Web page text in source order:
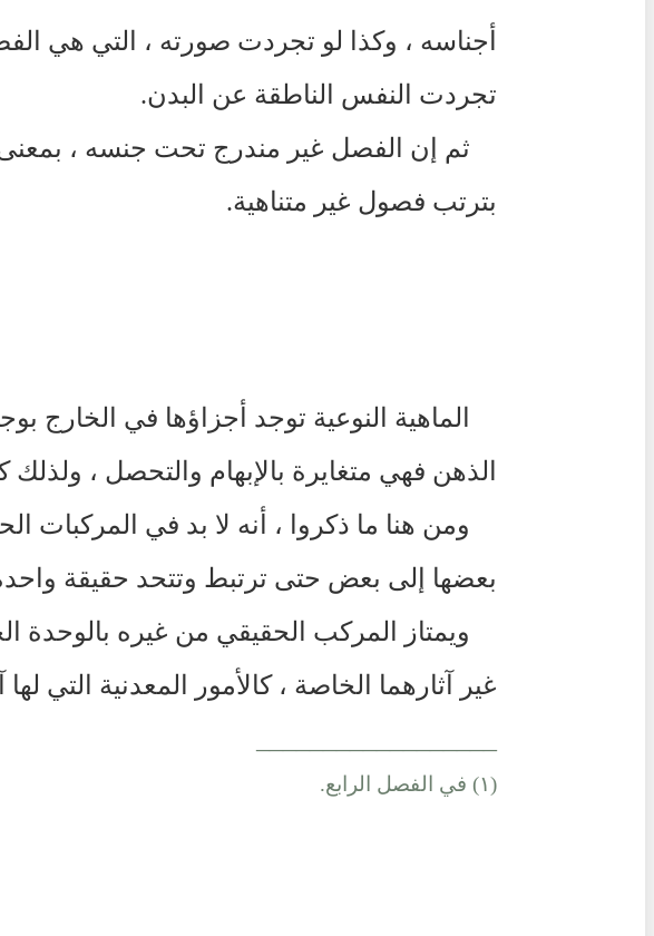
أجناسه ، وكذا لو تجردت صورته ، التي هي
تجردت النفس الناطقة عن البدن.
ثم إن الفصل غير مندرج تحت جنسه ، بمعنى
بترتب فصول غير متناهية.
الماهية النوعية توجد أجزاؤها في الخارج
الذهن فهي متغايرة بالإبهام والتحصل ،
ومن هنا ما ذكروا ، أنه لا بد في المركبات
بعضها إلى بعض حتى ترتبط وتتحد حقيقة
ويمتاز المركب الحقيقي من غيره بالوحدة
غير آثارهما الخاصة ، كالأمور المعدنية التي
(١) في الفصل الرابع.